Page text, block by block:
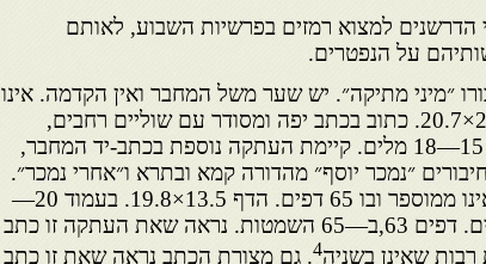
למצוא רמזים בפרשיות השבוע, לאותם
על הנפטרים.
״מיני מתיקה״. יש שער משל המחבר ואין הקדמה. אינו
ממוספר ובו 42 דפים. הדף 29.6×20.7. כתוב בכתב יפה ומסודר עם שוליים רחבים,
בעמוד 25—28 שורות. בשורה 15—18 מלים. קיימת העתקה נוספת בכתב-יד המחבר,
״נמכר יוסף״ מהדורה קמא ובתרא ו״אחרי נמכר״.
הקובץ הוכן בידי המחבר, הוא אינו ממוספר ובו 65 דפים. הדף 13.5×19.8. בעמוד 20—
24 שורות. בשורה 12—14 מלים. דפים 63,ב—65 השמטות. נראה שאת העתקה זו כתב
שאינן בשניה4. גם מצורת הכתב נראה שאת זו כתב